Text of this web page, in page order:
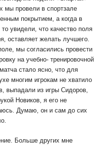
мы провели в спортзале
покрытием, а когда в
увидели, что качество поля
оставляет желать лучшего.
мы согласились провести
на учебно- тренировочной
стало ясно, что для
многим игрокам не хватило
выпадали из игры Сидоров,
Новиков, я его не
Думаю, он и сам до сих
Больше других мне